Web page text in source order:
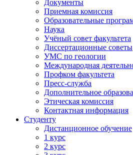
Документы
Приемная комиссия
Образовательные
Наука
Учёный совет факультета
Диссертационные советы
УМС по геологии
Международная
Профком факультета
Пресс-служба
Дополнительное
Этическая комиссия
Контактная информация
Студенту
Дистанционное обучение
1 курс
2 курс